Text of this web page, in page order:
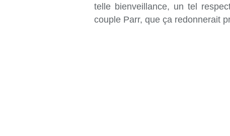
telle bienveillance, un tel
couple Parr, que ça redonnerait